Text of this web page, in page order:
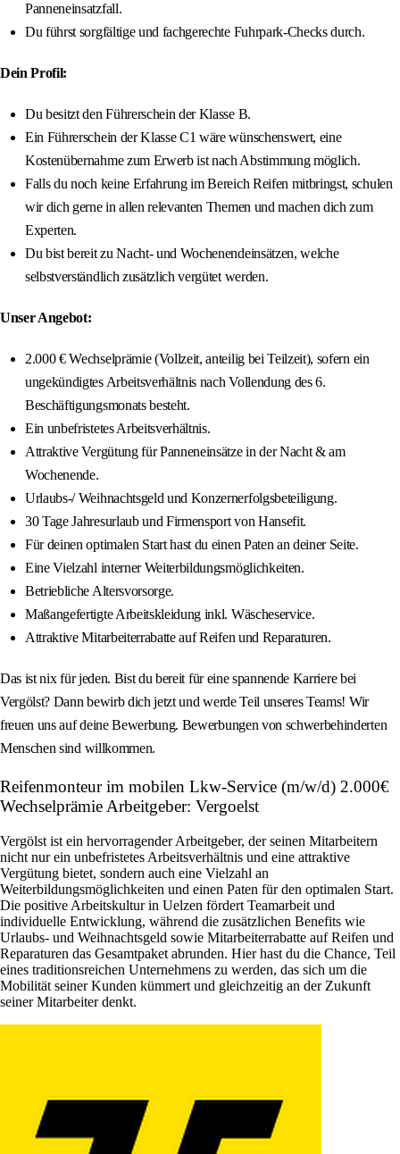
Panneneinsatzfall.
Du führst sorgfältige und fachgerechte Fuhrpark-Checks durch.
Dein Profil:
Du besitzt den Führerschein der Klasse B.
Ein Führerschein der Klasse C1 wäre wünschenswert, eine
Kostenübernahme zum Erwerb ist nach Abstimmung möglich.
Falls du noch keine Erfahrung im Bereich Reifen mitbringst, schulen
wir dich gerne in allen relevanten Themen und machen dich zum
Experten.
Du bist bereit zu Nacht- und Wochenendeinsätzen, welche
selbstverständlich zusätzlich vergütet werden.
Unser Angebot:
2.000 € Wechselprämie (Vollzeit, anteilig bei Teilzeit), sofern ein
ungekündigtes Arbeitsverhältnis nach Vollendung des 6.
Beschäftigungsmonats besteht.
Ein unbefristetes Arbeitsverhältnis.
Attraktive Vergütung für Panneneinsätze in der Nacht & am
Wochenende.
Urlaubs-/ Weihnachtsgeld und Konzernerfolgsbeteiligung.
30 Tage Jahresurlaub und Firmensport von Hansefit.
Für deinen optimalen Start hast du einen Paten an deiner Seite.
Eine Vielzahl interner Weiterbildungsmöglichkeiten.
Betriebliche Altersvorsorge.
Maßangefertigte Arbeitskleidung inkl. Wäscheservice.
Attraktive Mitarbeiterrabatte auf Reifen und Reparaturen.
Das ist nix für jeden. Bist du bereit für eine spannende Karriere bei
Vergölst? Dann bewirb dich jetzt und werde Teil unseres Teams! Wir
freuen uns auf deine Bewerbung. Bewerbungen von schwerbehinderten
Menschen sind willkommen.
Reifenmonteur im mobilen Lkw-Service (m/w/d) 2.000€
Wechselprämie Arbeitgeber: Vergoelst
Vergölst ist ein hervorragender Arbeitgeber, der seinen Mitarbeitern
nicht nur ein unbefristetes Arbeitsverhältnis und eine attraktive
Vergütung bietet, sondern auch eine Vielzahl an
Weiterbildungsmöglichkeiten und einen Paten für den optimalen Start.
Die positive Arbeitskultur in Uelzen fördert Teamarbeit und
individuelle Entwicklung, während die zusätzlichen Benefits wie
Urlaubs- und Weihnachtsgeld sowie Mitarbeiterrabatte auf Reifen und
Reparaturen das Gesamtpaket abrunden. Hier hast du die Chance, Teil
eines traditionsreichen Unternehmens zu werden, das sich um die
Mobilität seiner Kunden kümmert und gleichzeitig an der Zukunft
seiner Mitarbeiter denkt.